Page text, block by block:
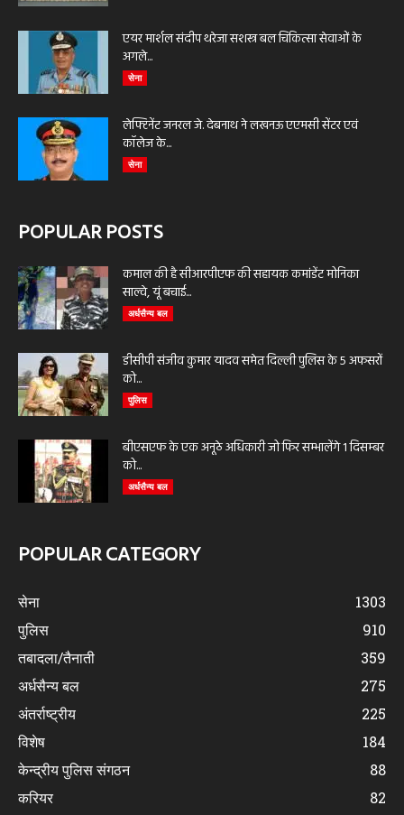
एयर मार्शल संदीप थरेजा सशस्त्र बल चिकित्सा सेवाओं के
अगले...
सेना
लेफ्टिनेंट जनरल जे. देबनाथ ने लखनऊ एएमसी सेंटर एवं
कॉलेज के...
सेना
POPULAR POSTS
कमाल की है सीआरपीएफ की सहायक कमांडेंट मोनिका
साल्वे, यूं बचाई...
अर्धसैन्य बल
डीसीपी संजीव कुमार यादव समेत दिल्ली पुलिस के 5 अफसरों
को...
पुलिस
बीएसएफ के एक अनूठे अधिकारी जो फिर सम्भालेंगे 1 दिसम्बर
को...
अर्धसैन्य बल
POPULAR CATEGORY
सेना
1303
पुलिस
910
तबादला/तैनाती
359
अर्धसैन्य बल
275
अंतर्राष्ट्रीय
225
विशेष
184
केन्द्रीय पुलिस संगठन
88
करियर
82